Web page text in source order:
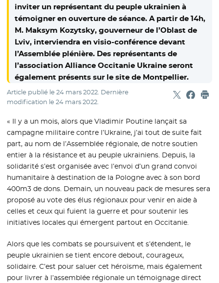
inviter un représentant du peuple ukrainien à
témoigner en ouverture de séance. A partir de 14h,
M. Maksym Kozytsky, gouverneur de l’Oblast de
Lviv, interviendra en visio-conférence devant
l’Assemblée plénière. Des représentants de
l’association Alliance Occitanie Ukraine seront
également présents sur le site de Montpellier.
Article publié le24 mars 2022. Dernière
modification le24 mars 2022. Partager
- Nouvelle
-
« Il y a un mois, alors que Vladimir Poutine lançait sa
campagne militaire contre l’Ukraine, j’ai tout de suite fait
part, au nom de l’Assemblée régionale, de notre soutien
entier à la résistance et au peuple ukrainiens. Depuis, la
solidarité s’est organisée avec l’envoi d’un grand convoi
humanitaire à destination de la Pologne avec à son bord
400m3 de dons. Demain, un nouveau pack de mesures sera
proposé au vote des élus régionaux pour venir en aide à
celles et ceux qui fuient la guerre et pour soutenir les
initiatives locales qui émergent partout en Occitanie.
Alors que les combats se poursuivent et s’étendent, le
peuple ukrainien se tient encore debout, courageux,
solidaire. C’est pour saluer cet héroïsme, mais également
pour livrer à l’assemblée régionale un témoignage direct